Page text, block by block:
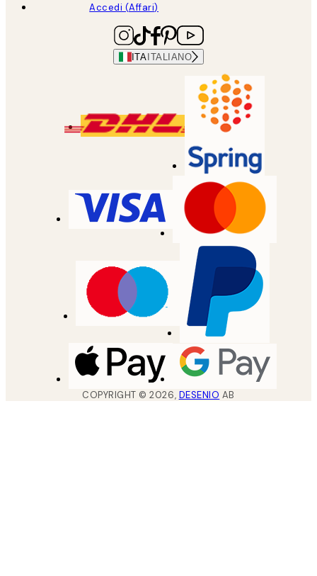
Accedi (Affari)
ITA ITALIANO
COPYRIGHT ©2026, DESENIO AB